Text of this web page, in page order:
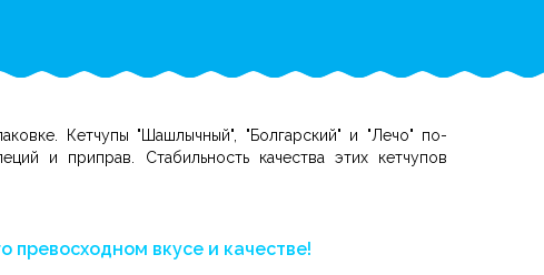
Кетчупы "Шашлычный", "Болгарский" и "Лечо" по-
и приправ. Стабильность качества этих кетчупов
превосходном вкусе и качестве!